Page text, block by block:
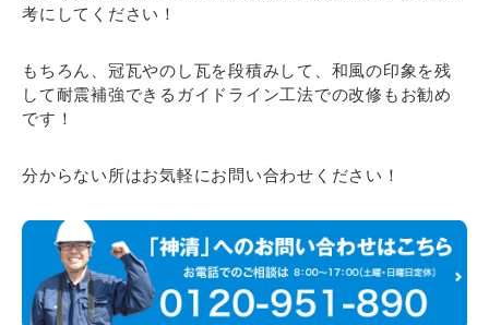
考にしてください！
もちろん、冠瓦やのし瓦を段積みして、和風の印象を残
して耐震補強できるガイドライン工法での改修もお勧め
です！
分からない所はお気軽にお問い合わせください！